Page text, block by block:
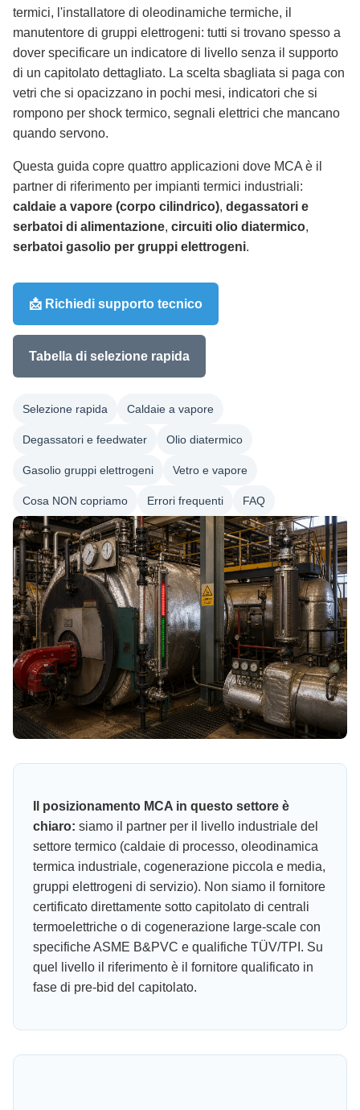
termici, l'installatore di oleodinamiche termiche, il
manutentore di gruppi elettrogeni: tutti si trovano spesso a
dover specificare un indicatore di livello senza il supporto
di un capitolato dettagliato. La scelta sbagliata si paga con
vetri che si opacizzano in pochi mesi, indicatori che si
rompono per shock termico, segnali elettrici che mancano
quando servono.
Questa guida copre quattro applicazioni dove MCA è il
partner di riferimento per impianti termici industriali:
caldaie a vapore (corpo cilindrico), degassatori e
serbatoi di alimentazione, circuiti olio diatermico,
serbatoi gasolio per gruppi elettrogeni.
📩 Richiedi supporto tecnico
Tabella di selezione rapida
Selezione rapida Caldaie a vapore
Degassatori e feedwater Olio diatermico
Gasolio gruppi elettrogeni Vetro e vapore
Cosa NON copriamo Errori frequenti FAQ
Il posizionamento MCA in questo settore è
chiaro: siamo il partner per il livello industriale del
settore termico (caldaie di processo, oleodinamica
termica industriale, cogenerazione piccola e media,
gruppi elettrogeni di servizio). Non siamo il fornitore
certificato direttamente sotto capitolato di centrali
termoelettriche o di cogenerazione large-scale con
specifiche ASME B&PVC e qualifiche TÜV/TPI. Su
quel livello il riferimento è il fornitore qualificato in
fase di pre-bid del capitolato.